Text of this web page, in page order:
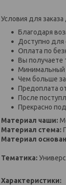
Условия для заказа
Благодаря
Доступно для
Оплата по
Вы получаете
Минимальный
Чем больше
Предоплата
После
Прекрасно
Материал чаши:
Материал стема:
Материал
Тематика:
Характеристики: